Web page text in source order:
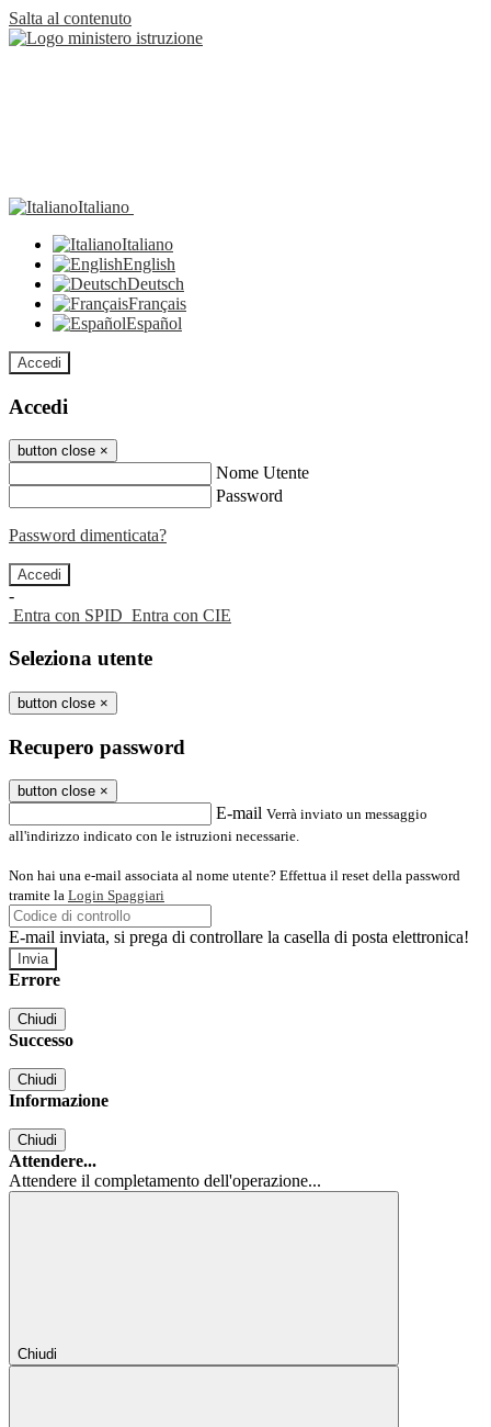
Salta al contenuto
Italiano
Italiano
English
Deutsch
Français
Español
Accedi
Accedi
button close ×
Nome Utente
Password
Password dimenticata?
-
Entra con SPID Entra con CIE
Seleziona utente
button close ×
Recupero password
button close ×
E-mail Verrà inviato un messaggio
all'indirizzo indicato con le istruzioni necessarie.
Non hai una e-mail associata al nome utente? Effettua il reset della password
tramite la Login Spaggiari
E-mail inviata, si prega di controllare la casella di posta elettronica!
Errore
Chiudi
Successo
Chiudi
Informazione
Chiudi
Attendere...
Attendere il completamento dell'operazione...
Chiudi